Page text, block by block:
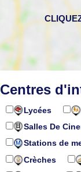
Centres
Lycées
Salles De
Stations de
Crèches